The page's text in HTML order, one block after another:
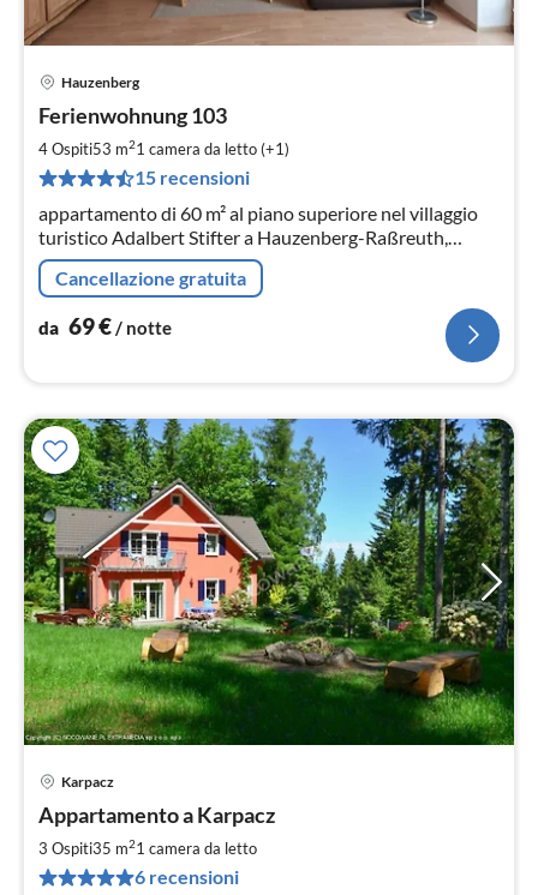
Hauzenberg
Ferienwohnung 103
4 Ospiti53 m21 camera da letto (+1)
15 recensioni
appartamento di 60 m² al piano superiore nel villaggio
turistico Adalbert Stifter a Hauzenberg-Raßreuth,
esposto a sud, Piscina all'aperto, piscina e sauna
utilizzabili gratuitamente
Cancellazione gratuita
da 69€/ notte
Karpacz
Appartamento a Karpacz
3 Ospiti35 m21 camera da letto
6 recensioni